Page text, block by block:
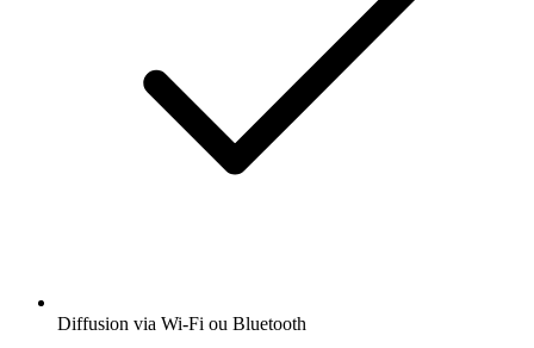
Diffusion via Wi-Fi ou Bluetooth